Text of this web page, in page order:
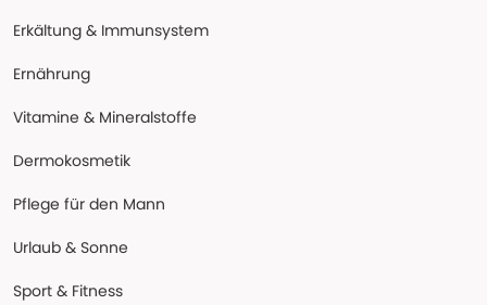
Erkältung & Immunsystem
Ernährung
Vitamine & Mineralstoffe
Dermokosmetik
Pflege für den Mann
Urlaub & Sonne
Sport & Fitness